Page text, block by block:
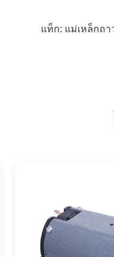
แท็ก: แม่เหล็กถา